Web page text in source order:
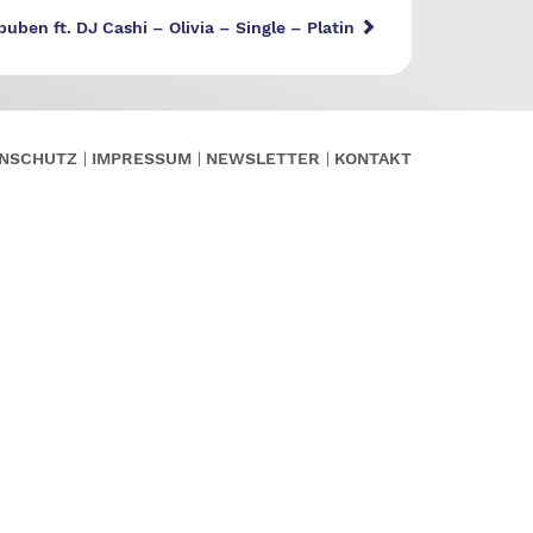
ft. DJ Cashi – Olivia – Single – Platin
IMPRESSUM NEWSLETTER KONTAKT